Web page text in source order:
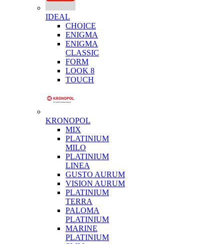
IDEAL
CHOICE
ENIGMA
ENIGMA
CLASSIC
FORM
LOOK 8
TOUCH
KRONOPOL
MIX
PLATINIUM
MILO
PLATINIUM
LINEA
GUSTO AURUM
VISION AURUM
PLATINIUM
TERRA
PALOMA
PLATINIUM
MARINE
PLATINIUM